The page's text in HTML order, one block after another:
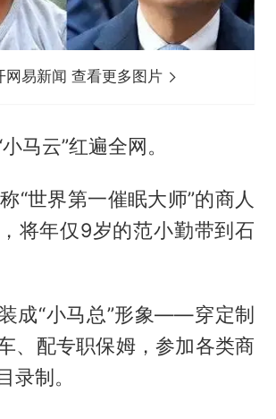
网易新闻 查看更多图片
马云”红遍全网。
“世界第一催眠大师”的商人
将年仅9岁的范小勤带到石
成“小马总”形象——穿定制
、配专职保姆，参加各类商
录制。